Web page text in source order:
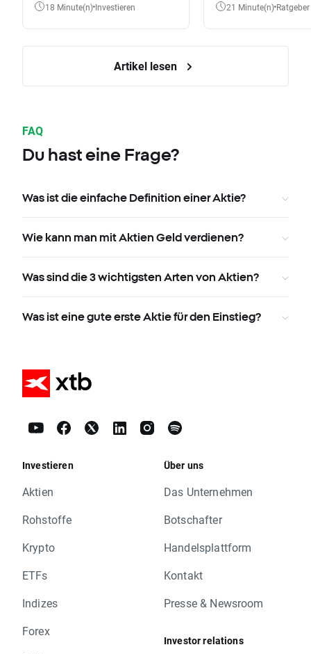
18 Minute(n) Investieren 21 Minute(n) Ratgeber
Artikel lesen
FAQ
Du hast eine Frage?
Was ist die einfache Definition einer Aktie?
Wie kann man mit Aktien Geld verdienen?
Was sind die 3 wichtigsten Arten von Aktien?
Was ist eine gute erste Aktie für den Einstieg?
Investieren
Aktien
Rohstoffe
Krypto
ETFs
Indizes
Forex
Über uns
Das Unternehmen
Botschafter
Handelsplattform
Kontakt
Presse & Newsroom
Investor relations